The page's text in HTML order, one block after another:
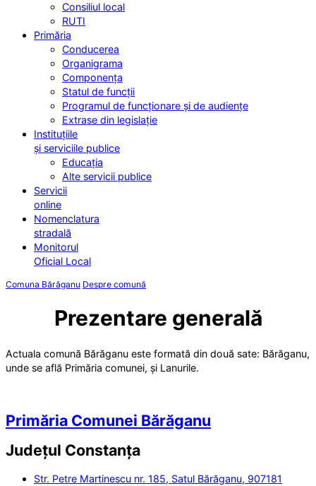
Consiliul local
RUTI
Primăria
Conducerea
Organigrama
Componența
Statul de funcții
Programul de funcționare și de audiențe
Extrase din legislație
Instituțiile
și serviciile publice
Educația
Alte servicii publice
Servicii
online
Nomenclatura
stradală
Monitorul
Oficial Local
Comuna Bărăganu Despre comună
Prezentare generală
Actuala comună Bărăganu este formată din două sate: Bărăganu,
unde se află Primăria comunei, și Lanurile.
Primăria Comunei Bărăganu
Județul Constanța
Str. Petre Martinescu nr. 185, Satul Bărăganu, 907181